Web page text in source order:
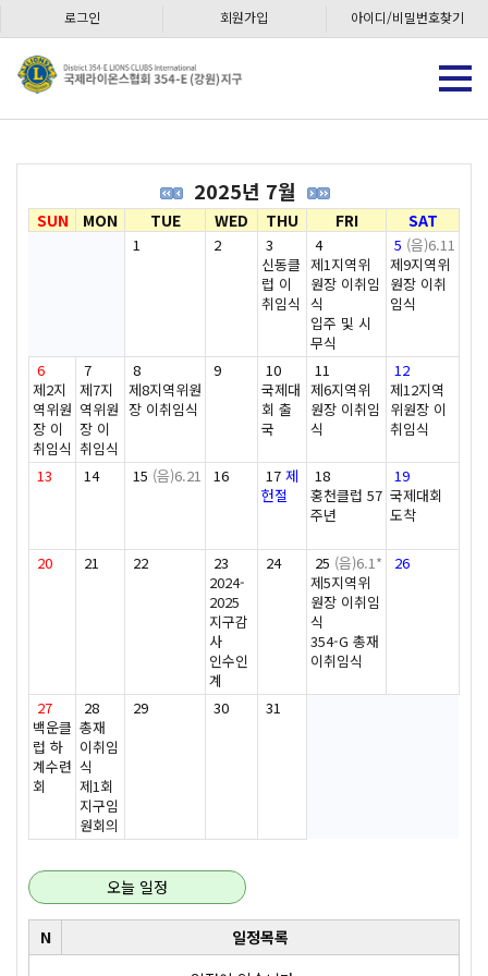
로그인 회원가입 아이디/비밀번호찾기
2025년 7월
SUN MON TUE WED THU FRI SAT
1 2
3
신동클
럽 이
취임식
4
제1지역위
원장 이취임
식
입주 및 시
무식
5 (음)6.11
제9지역위
원장 이취
임식
6
제2지
역위원
장 이
취임식
7
제7지
역위원
장 이
취임식
8
제8지역위원
장 이취임식
9
10
국제대
회 출
국
11
제6지역위
원장 이취임
식
12
제12지역
위원장 이
취임식
13 14 15 (음)6.21 16 17 제
헌절
18
홍천클럽 57
주년
19
국제대회
도착
20 21 22
23
2024-
2025
지구감
사
인수인
계
24 25 (음)6.1*
제5지역위
원장 이취임
식
354-G 총재
이취임식
26
27
백운클
럽 하
계수련
회
28
총재
이취임
식
제1회
지구임
원회의
29 30 31
오늘 일정
N
일정목록